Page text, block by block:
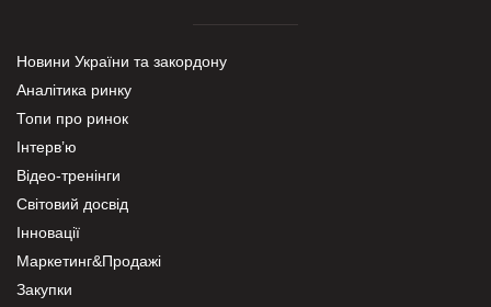
Новини України та закордону
Аналітика ринку
Топи про ринок
Інтерв’ю
Відео-тренінги
Світовий досвід
Інновації
Маркетинг&Продажі
Закупки